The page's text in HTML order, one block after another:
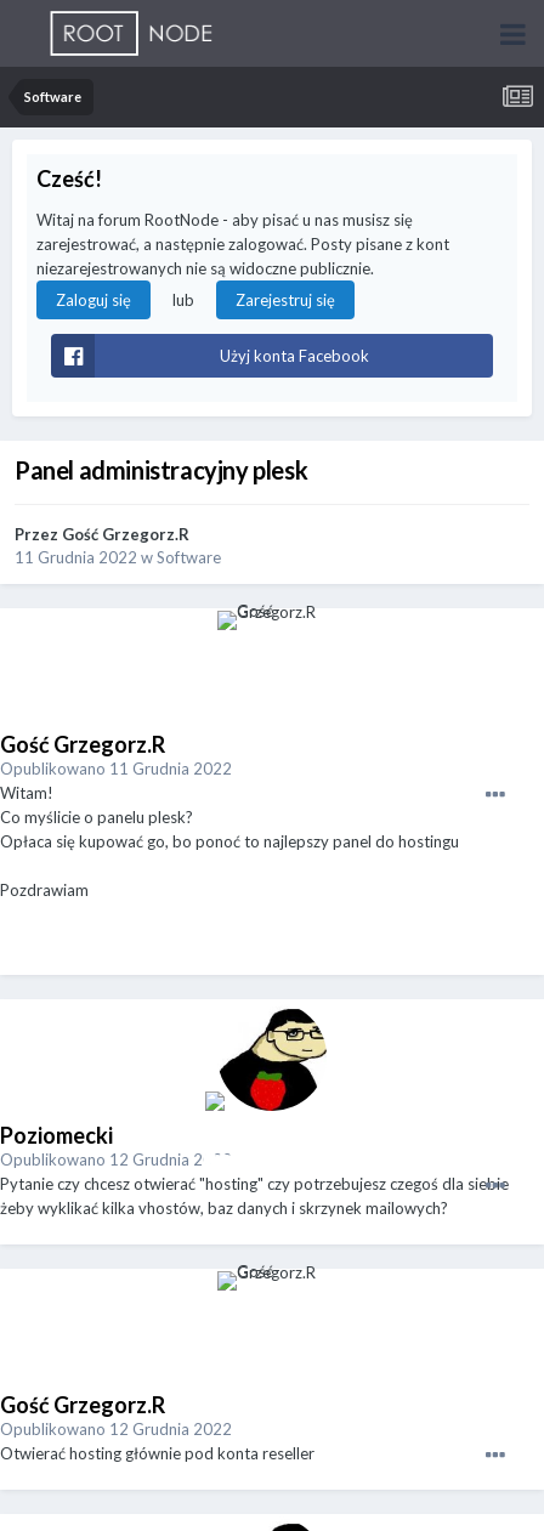
Software
Cześć!
Witaj na forum RootNode - aby pisać u nas musisz się
zarejestrować, a następnie zalogować. Posty pisane z kont
niezarejestrowanych nie są widoczne publicznie.
Zaloguj się
lub Zarejestruj się
Użyj konta Facebook
Panel administracyjny plesk
Przez Gość Grzegorz.R
11 Grudnia 2022 wSoftware
Gość Grzegorz.R
Opublikowano 11 Grudnia 2022
Witam!
Co myślicie o panelu plesk?
Opłaca się kupować go, bo ponoć to najlepszy panel do hostingu
Pozdrawiam
Poziomecki
Opublikowano 12 Grudnia 2022
Pytanie czy chcesz otwierać "hosting" czy potrzebujesz czegoś dla siebie
żeby wyklikać kilka vhostów, baz danych i skrzynek mailowych?
Gość Grzegorz.R
Opublikowano 12 Grudnia 2022
Otwierać hosting głównie pod konta reseller